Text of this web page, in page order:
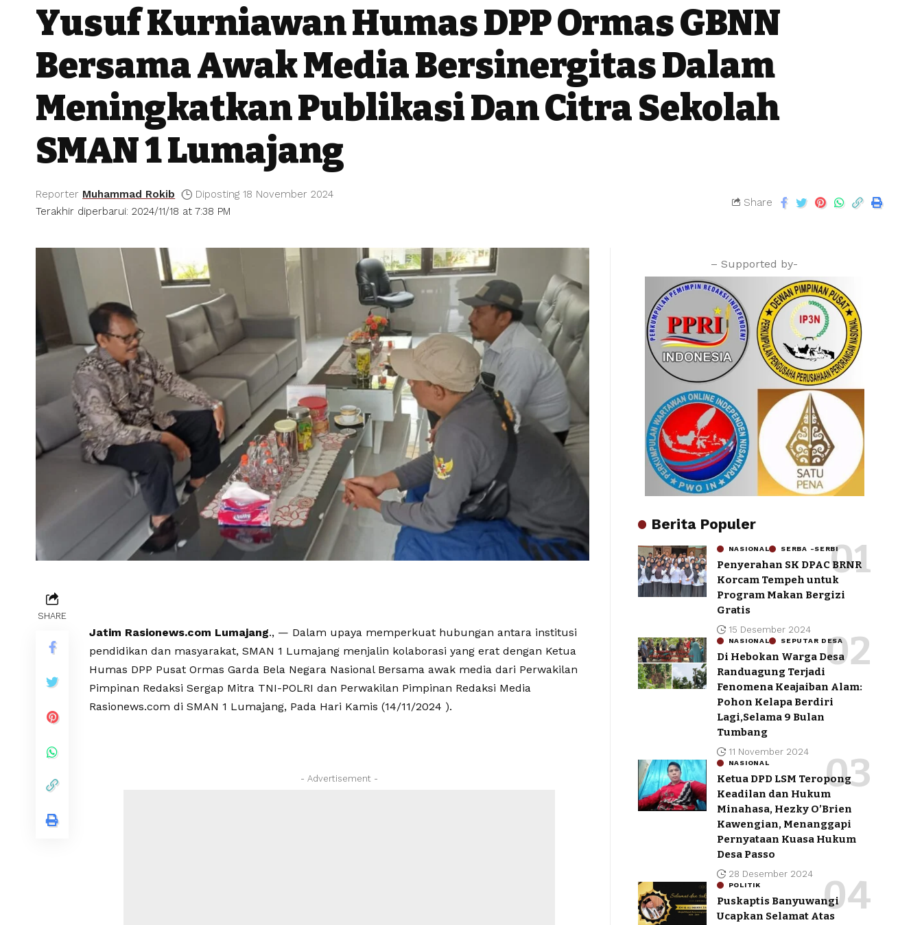
Yusuf Kurniawan Humas DPP Ormas GBNN
Bersama Awak Media Bersinergitas Dalam
Meningkatkan Publikasi Dan Citra Sekolah
SMAN 1 Lumajang
Terakhir diperbarui: 2024/11/18 at 7:38 PM
Reporter Muhammad Rokib Diposting 18 November 2024
Share
SHARE
Jatim Rasionews.com Lumajang., — Dalam upaya memperkuat hubungan antara institusi
pendidikan dan masyarakat, SMAN 1 Lumajang menjalin kolaborasi yang erat dengan Ketua
Humas DPP Pusat Ormas Garda Bela Negara Nasional Bersama awak media dari Perwakilan
Pimpinan Redaksi Sergap Mitra TNI-POLRI dan Perwakilan Pimpinan Redaksi Media
Rasionews.com di SMAN 1 Lumajang, Pada Hari Kamis (14/11/2024 ).
- Advertisement -
– Supported by-
Berita Populer
NASIONAL SERBA -SERBI
Penyerahan SK DPAC BRNR
Korcam Tempeh untuk
Program Makan Bergizi
Gratis
15 Desember 2024
NASIONAL SEPUTAR DESA
Di Hebokan Warga Desa
Randuagung Terjadi
Fenomena Keajaiban Alam:
Pohon Kelapa Berdiri
Lagi,Selama 9 Bulan
Tumbang
11 November 2024
NASIONAL
Ketua DPD LSM Teropong
Keadilan dan Hukum
Minahasa, Hezky O’Brien
Kawengian, Menanggapi
Pernyataan Kuasa Hukum
Desa Passo
28 Desember 2024
POLITIK
Puskaptis Banyuwangi
Ucapkan Selamat Atas